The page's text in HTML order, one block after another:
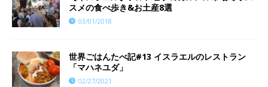
スメの食べ歩き&お土産8選
03/01/2018
世界ごはんたべ記#13 イスラエルのレストラン
「マハネユダ」
02/27/2021